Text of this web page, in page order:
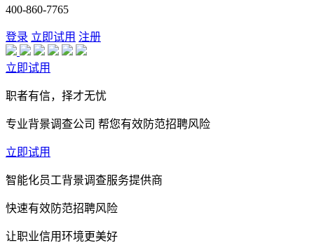
400-860-7765
登录 立即试用 注册
立即试用
职者有信，择才无忧
专业背景调查公司 帮您有效防范招聘风险
立即试用
智能化员工背景调查服务提供商
快速有效防范招聘风险
让职业信用环境更美好